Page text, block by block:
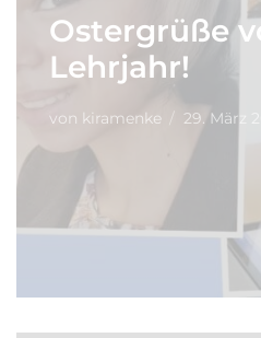
Ostergrüße
Lehrjahr!
von kiramenke 29. März